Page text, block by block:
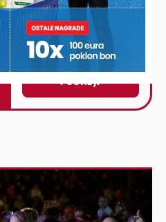
POŠALJI
Alternative: